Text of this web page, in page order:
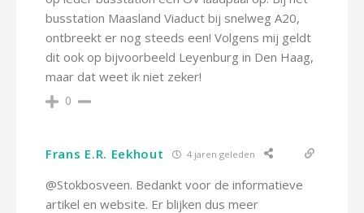
busstation Maasland Viaduct bij snelweg A20,
ontbreekt er nog steeds een! Volgens mij geldt
dit ook op bijvoorbeeld Leyenburg in Den Haag,
maar dat weet ik niet zeker!
0
Frans E.R. Eekhout 4 jaren geleden
@Stokbosveen. Bedankt voor de informatieve
artikel en website. Er blijken dus meer